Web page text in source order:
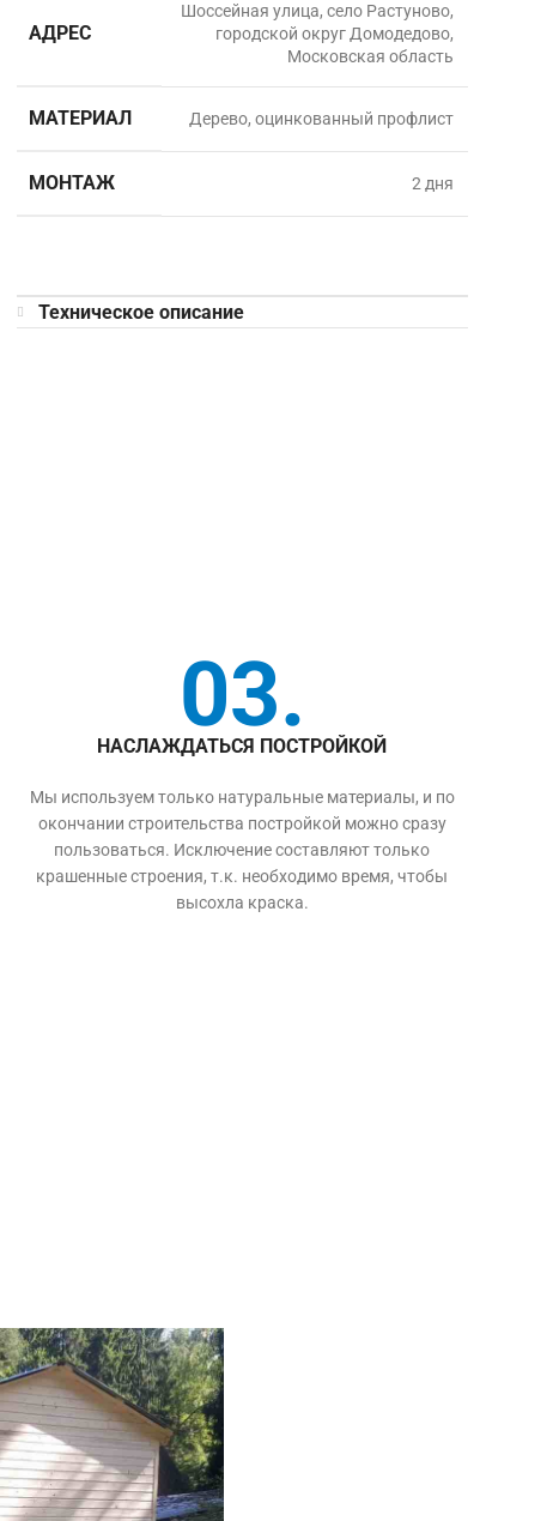
АДРЕС
Шоссейная улица, село Растуново,
городской округ Домодедово,
Московская область
МАТЕРИАЛ Дерево, оцинкованный профлист
МОНТАЖ 2 дня
Техническое описание
03.
НАСЛАЖДАТЬСЯ ПОСТРОЙКОЙ
Мы используем только натуральные материалы, и по
окончании строительства постройкой можно сразу
пользоваться. Исключение составляют только
крашенные строения, т.к. необходимо время, чтобы
высохла краска.